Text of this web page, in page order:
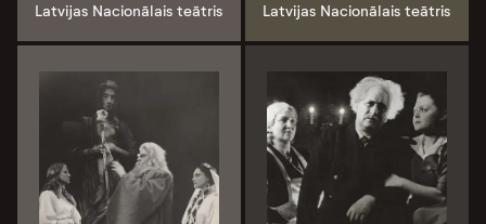
Latvijas Nacionālais teātris Latvijas Nacionālais teātris